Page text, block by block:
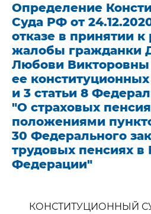
Определение
Суда РФ от
отказе в принятии
жалобы гражданки
Любови
ее
и 3 статьи 8
"О страховых
положениями
30 Федерального
трудовых пенсиях в
Федерации"
КОНСТИТУЦИОННЫЙ